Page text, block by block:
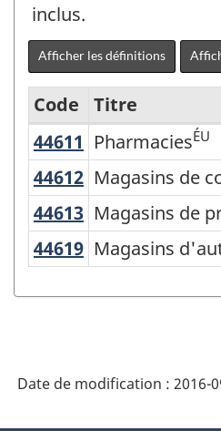
inclus.
Afficher les définitions
Variante
du
SCIAN
2007
-
Industries
sur
Code
Titre
44611 Pharmacies
PharmaciesÉU
44612 Magasins de
Magasins de
44613 Magasins de
Magasins de
44619 Magasins
Magasins
Date de modification : 2016-